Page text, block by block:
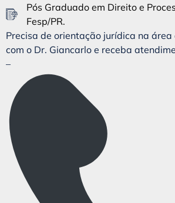
Pós Graduado em Direito e
Fesp/PR.
Precisa de orientação jurídica na área
com o Dr. Giancarlo e receba
–